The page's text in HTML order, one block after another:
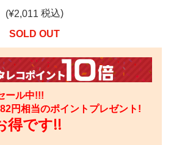
(¥2,011 税込)
SOLD OUT
ール中!!!
円相当のポイントプレゼント!
得です!!